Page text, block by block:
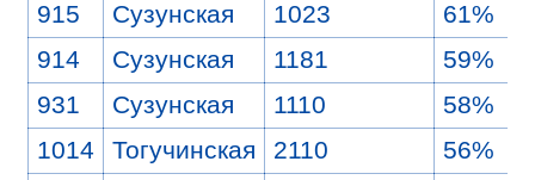
915
Сузунская 1023
61%
914
Сузунская 1181
59%
931
Сузунская 1110
58%
1014
Тогучинская 2110
56%